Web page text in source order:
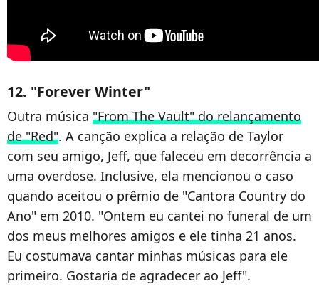
12. "Forever Winter"
Outra música "From The Vault" do relançamento
de "Red". A canção explica a relação de Taylor
com seu amigo, Jeff, que faleceu em decorrência a
uma overdose. Inclusive, ela mencionou o caso
quando aceitou o prêmio de "Cantora Country do
Ano" em 2010. "Ontem eu cantei no funeral de um
dos meus melhores amigos e ele tinha 21 anos.
Eu costumava cantar minhas músicas para ele
primeiro. Gostaria de agradecer ao Jeff".